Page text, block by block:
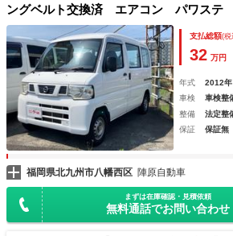
ングベルト交換済 エアコン パワステ
ック 両側スライドドア 積載量３５０ｋ
支払総額(税
32 万円
年式 2012年
車検
車検整
整備
法定整
保証
保証無
福岡県北九州市八幡西区 陣原自動車
まずは在庫確認・見積依頼
無料通話でお問い合わせ